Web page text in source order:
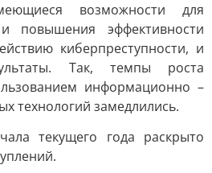
возможности для
повышения эффективности
киберпреступности, и
Так, темпы роста
информационно –
технологий замедлились.
текущего года раскрыто